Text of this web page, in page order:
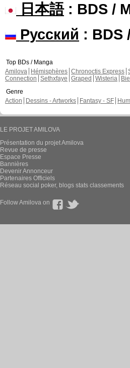
日本語: BDS /
Русский : BDS
Top BDs / Manga
Amilova
Hémisphères Chronoctis Express
Connection Sethxfaye Graped Wisteria
Genre
Action
Dessins - Artworks Fantasy - SF
LE PROJET AMILOVA
Présentation du projet Amilova
Revue de presse
Espace Presse
Bannières
Devenir Annonceur
Partenaires Officiels
Réseau social poker, blogs stats classements
Follow Amilova on